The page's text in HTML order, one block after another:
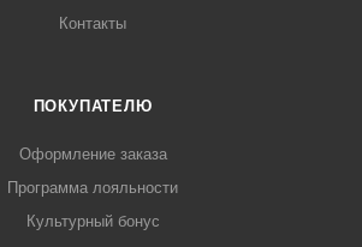
Контакты
ПОКУПАТЕЛЮ
Оформление заказа
Программа лояльности
Культурный бонус